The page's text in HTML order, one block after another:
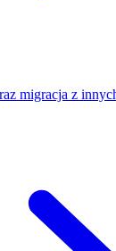
migracja z